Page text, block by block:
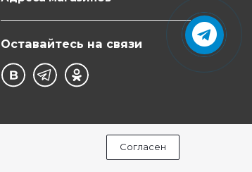
Согласен
Оставайтесь на связи